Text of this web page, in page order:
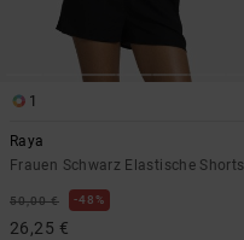
1
Raya
Frauen Schwarz Elastische Shorts
50,00 € 48%
26,25 €